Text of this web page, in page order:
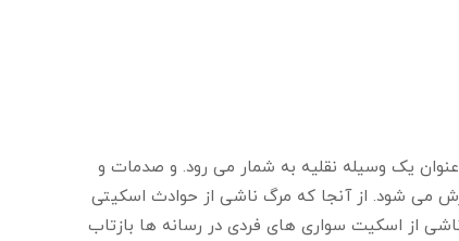
یک وسیله نقلیه به شمار می رود. و صدمات و
می شود. از آنجا که مرگ ناشی از حوادث اسکیتی
از اسکیت سواری های فردی در رسانه ها بازتاب